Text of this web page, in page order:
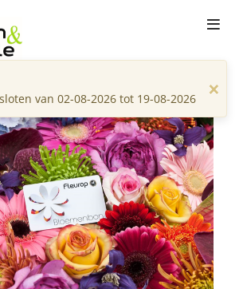
van 02-08-2026 tot 19-08-2026 ×